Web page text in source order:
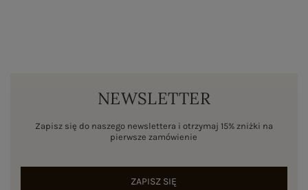
NEWSLETTER
Zapisz się do naszego newslettera i otrzymaj 15% zniżki na
pierwsze zamówienie
ZAPISZ SIĘ